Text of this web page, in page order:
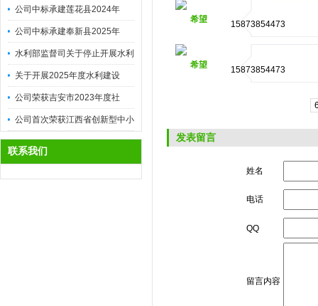
公司中标承建莲花县2024年
高...
公司中标承建奉新县2025年
高...
水利部监督司关于停止开展水利
安...
关于开展2025年度水利建设
市...
公司荣获吉安市2023年度社
会...
公司首次荣获江西省创新型中小
企...
联系我们
希望 15873854473
希望 15873854473
发表留言
姓名
电话
QQ
留言内容